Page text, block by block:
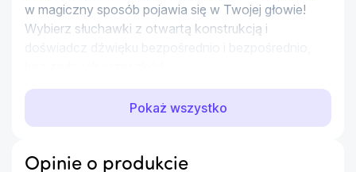
w magiczny sposób pojawia się w Twojej głowie!
Wybierz słuchawki z otwartą konstrukcją i
Zawsze gotowe do drogi. Odporność na kurz i
wodę klasy IP66
Czy planujesz aktywność na świeżym powietrzu,
Pokaż wszystko
Opinie o produkcie